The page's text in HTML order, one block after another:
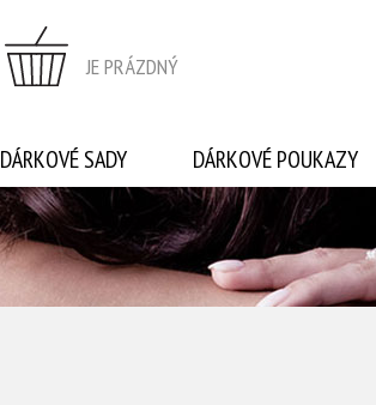
JE PRÁZDNÝ
DÁRKOVÉ SADY DÁRKOVÉ POUKAZY